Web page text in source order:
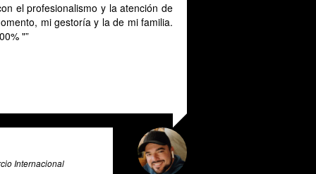
el profesionalismo y la atención de
mi gestoría y la de mi familia.
"
Internacional